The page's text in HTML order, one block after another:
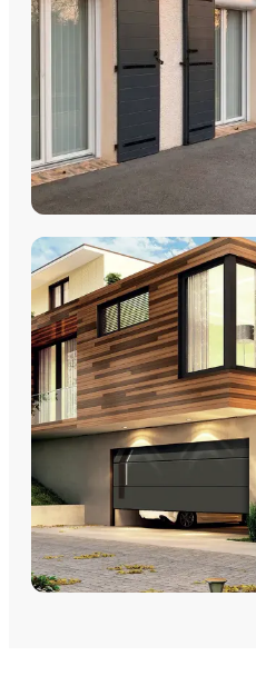
VOLETS
Volets Roulants Volets
Découvrez nos volets
pose par les équipes Plein
DÉCOUVRIR